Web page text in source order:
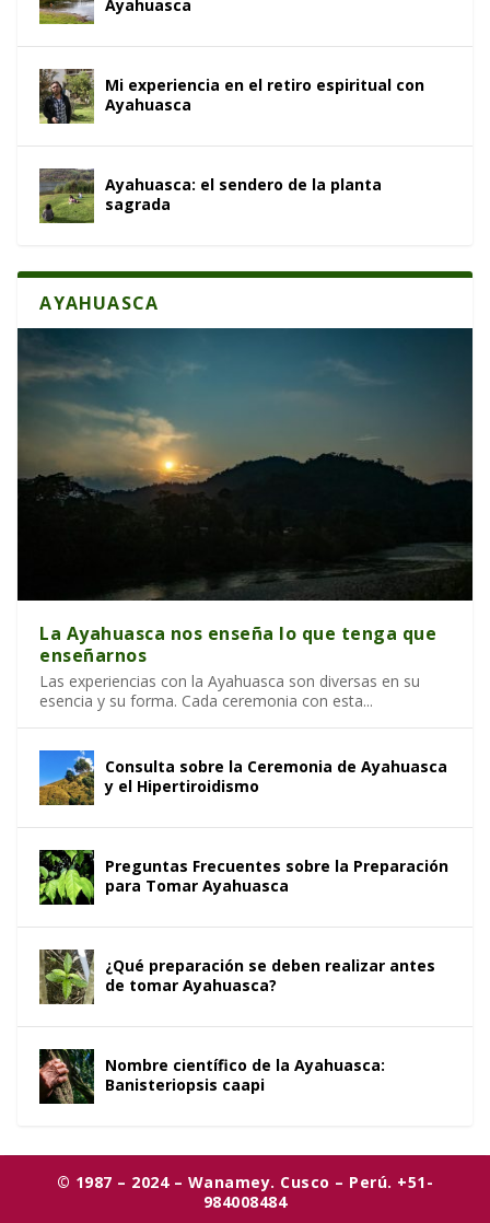
Ayahuasca
Mi experiencia en el retiro espiritual con
Ayahuasca
Ayahuasca: el sendero de la planta
sagrada
AYAHUASCA
La Ayahuasca nos enseña lo que tenga que
enseñarnos
Las experiencias con la Ayahuasca son diversas en su
esencia y su forma. Cada ceremonia con esta...
Consulta sobre la Ceremonia de Ayahuasca
y el Hipertiroidismo
Preguntas Frecuentes sobre la Preparación
para Tomar Ayahuasca
¿Qué preparación se deben realizar antes
de tomar Ayahuasca?
Nombre científico de la Ayahuasca:
Banisteriopsis caapi
© 1987 – 2024 – Wanamey. Cusco – Perú. +51-
984008484